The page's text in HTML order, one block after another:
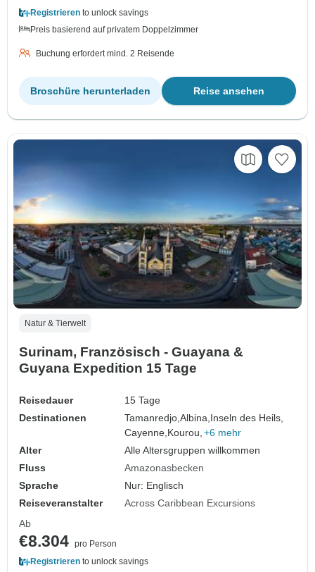
Registrieren to unlock savings
Preis basierend auf privatem Doppelzimmer
Buchung erfordert mind. 2 Reisende
Reise ansehen
Broschüre herunterladen
Natur & Tierwelt
Surinam, Französisch - Guayana &
Guyana Expedition 15 Tage
Reisedauer
15 Tage
Destinationen
Tamanredjo,Albina, Inseln des Heils,
Cayenne, Kourou, +6 mehr
Alter
Alle Altersgruppen willkommen
Fluss
Amazonasbecken
Sprache
Nur: Englisch
Reiseveranstalter
Across Caribbean Excursions
Ab
€8.304 pro Person
Registrieren to unlock savings